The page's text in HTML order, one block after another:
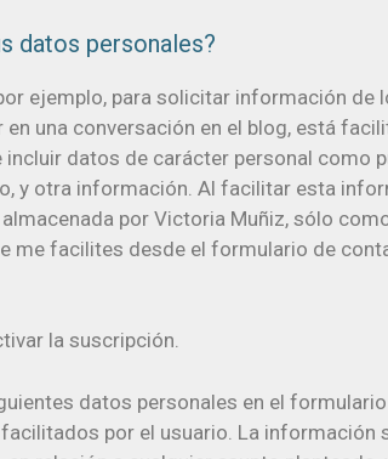
datos personales?
ejemplo, para solicitar información
una conversación en el blog, está
datos de carácter personal como
y otra información. Al facilitar esta
por Victoria Muñiz, sólo
me facilites desde el formulario de
la suscripción.
datos personales en el
por el usuario. La